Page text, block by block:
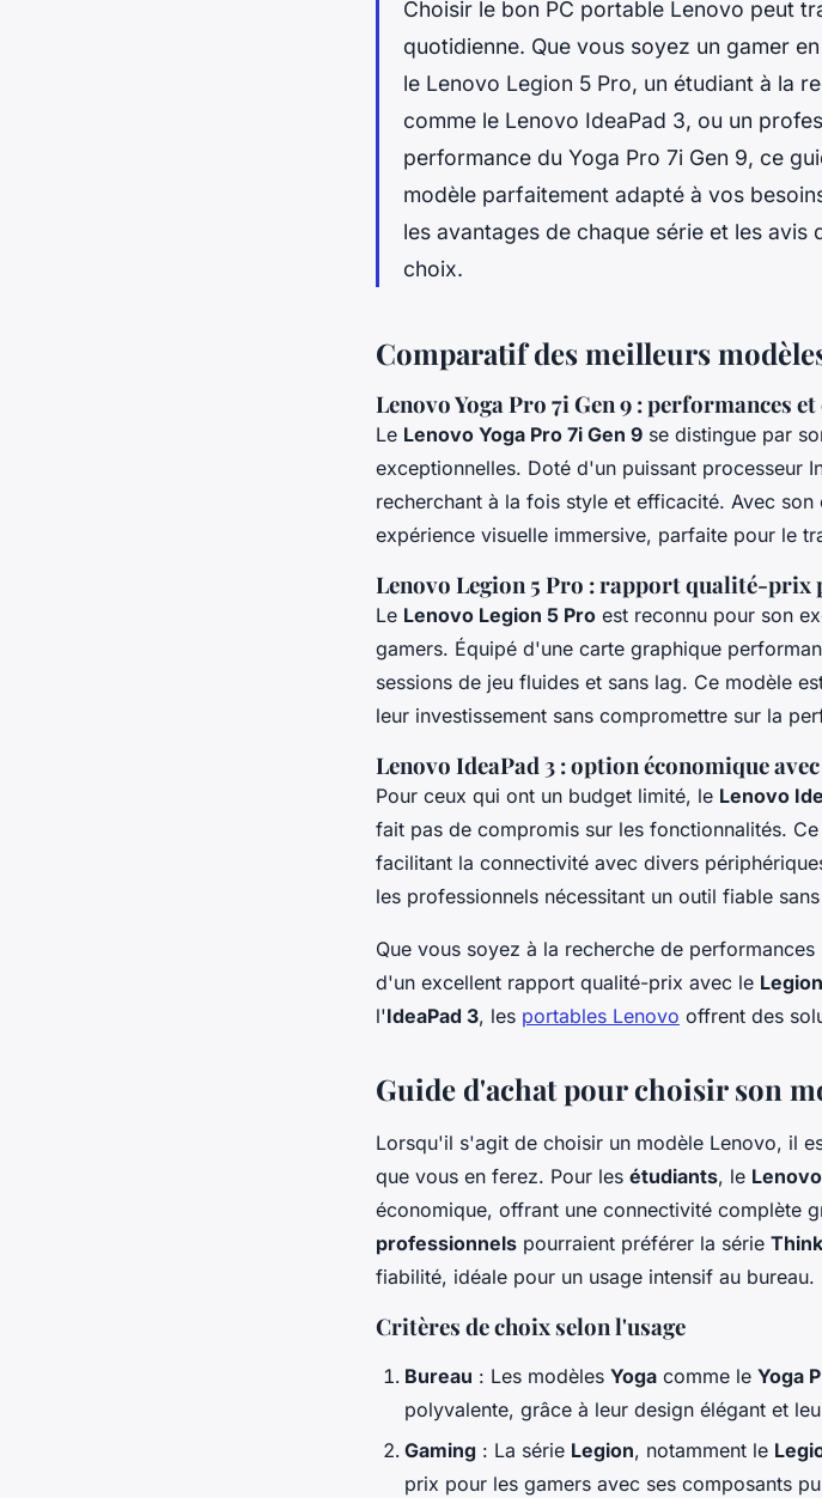
Choisir le bon PC portable Lenovo peut
quotidienne. Que vous soyez un gamer
le Lenovo Legion 5 Pro, un étudiant à la
comme le Lenovo IdeaPad 3, ou un
performance du Yoga Pro 7i Gen 9, ce
modèle parfaitement adapté à vos
les avantages de chaque série et les
choix.
Comparatif des meilleurs
Lenovo Yoga Pro 7i Gen 9 : performances et
Le Lenovo Yoga Pro 7i Gen 9 se distingue par
exceptionnelles. Doté d'un puissant processeur
recherchant à la fois style et efficacité. Avec
expérience visuelle immersive, parfaite pour le
Lenovo Legion 5 Pro : rapport qualité-prix
Le Lenovo Legion 5 Pro est reconnu pour son
gamers. Équipé d'une carte graphique
sessions de jeu fluides et sans lag. Ce modèle
leur investissement sans compromettre sur la
Lenovo IdeaPad 3 : option économique
Pour ceux qui ont un budget limité, le Lenovo
fait pas de compromis sur les fonctionnalités.
facilitant la connectivité avec divers
les professionnels nécessitant un outil fiable
Que vous soyez à la recherche de
d'un excellent rapport qualité-prix avec le
l'IdeaPad 3, les portables Lenovo offrent des
Guide d'achat pour choisir son
Lorsqu'il s'agit de choisir un modèle Lenovo, il
que vous en ferez. Pour les étudiants, le
économique, offrant une connectivité complète
professionnels pourraient préférer la série
fiabilité, idéale pour un usage intensif au bureau.
Critères de choix selon l'usage
Bureau : Les modèles Yoga comme le Yoga
polyvalente, grâce à leur design élégant et
Gaming : La série Legion, notamment le
prix pour les gamers avec ses composants